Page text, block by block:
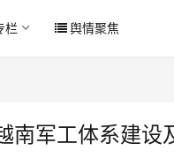
栏 舆情聚焦
南军工体系建